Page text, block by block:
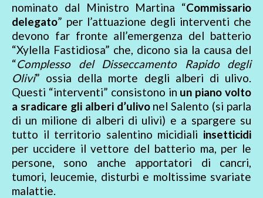
nominato dal Ministro Martina “Commissario
delegato” per l’attuazione degli interventi che
devono far fronte all’emergenza del batterio
“Xylella Fastidiosa” che, dicono sia la causa del
“Complesso del Disseccamento Rapido degli
Olivi” ossia della morte degli alberi di ulivo.
Questi “interventi” consistono in un piano volto
a sradicare gli alberi d’ulivonel Salento (si parla
di un milione di alberi di ulivi) e a spargere su
tutto il territorio salentino micidiali insetticidi
per uccidere il vettore del batterio ma, per le
persone, sono anche apportatori di cancri,
tumori, leucemie, disturbi e moltissime svariate
malattie.